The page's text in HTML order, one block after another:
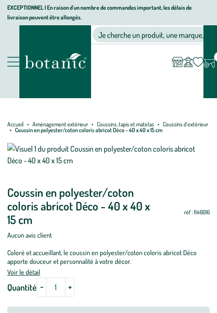
Aller
Aller
au
Aller
au
page
EXCEPTIONNEL I En raison d'un nombre de commandes important, les délais de
livraison peuvent être allongés.
Nos produits
Jardinerie écologique, animalerie, décoration, alimentation bio
Je cherche un produit, une marque, un
compte
Accueil Aménagement extérieur Coussins, tapis et matelas
Coussins d’extérieur
Coussin en polyester/coton coloris abricot Déco - 40 x 40 x 15 cm
Coussin en polyester/coton
coloris abricot Déco - 40 x 40 x
15 cm
réf : 1146616
Aucun avis client
Coloré et accueillant, le coussin en polyester/coton coloris abricot Déco
apporte douceur et personnalité à votre décor.
Voir le détail
Quantité
Mettre
jour
-
Mettre
jour
+